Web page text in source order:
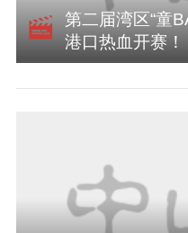
第二届湾区“童
港口热血开赛！